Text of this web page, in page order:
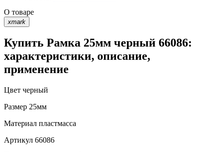
О товаре
xmark
Купить Рамка 25мм черный 66086:
характеристики, описание,
применение
Цвет черный
Размер 25мм
Материал пластмасса
Артикул 66086